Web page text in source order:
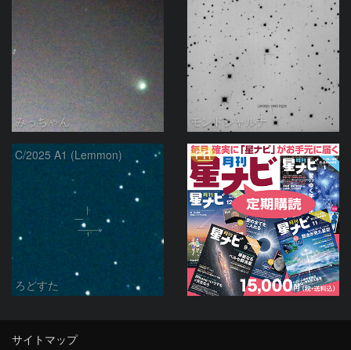
みっちゃん モンドシャルナ
C/2025 A1 (Lemmon)
ろどすた
PR
サイトマップ